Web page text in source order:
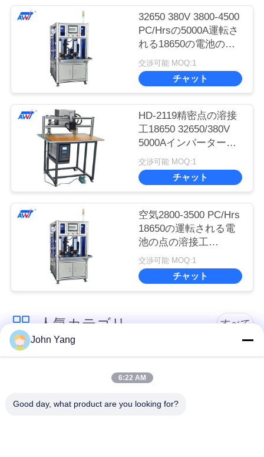
32650 380V 3800-4500
PC/Hrsの5000A運転さ
れる18650の電池の点
の溶接工の二重側面モ
ーター
交渉可能 MOQ:1
チャット
HD-2119精密点の溶接
工18650 32650/380V
5000Aインバーター点
の溶接工
交渉可能 MOQ:1
チャット
空気2800-3500 PC/Hrs
18650の運転される電
池の点の溶接工
HDL6030の
交渉可能 MOQ:1
チャット
人気カテゴリ すべて
接工
John Yang
6:22 AM
Good day, what product are you looking for?